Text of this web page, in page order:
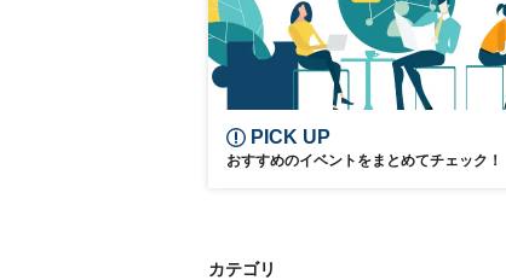
PICK UP
おすすめのイベントをまとめてチェック！
カテゴリ